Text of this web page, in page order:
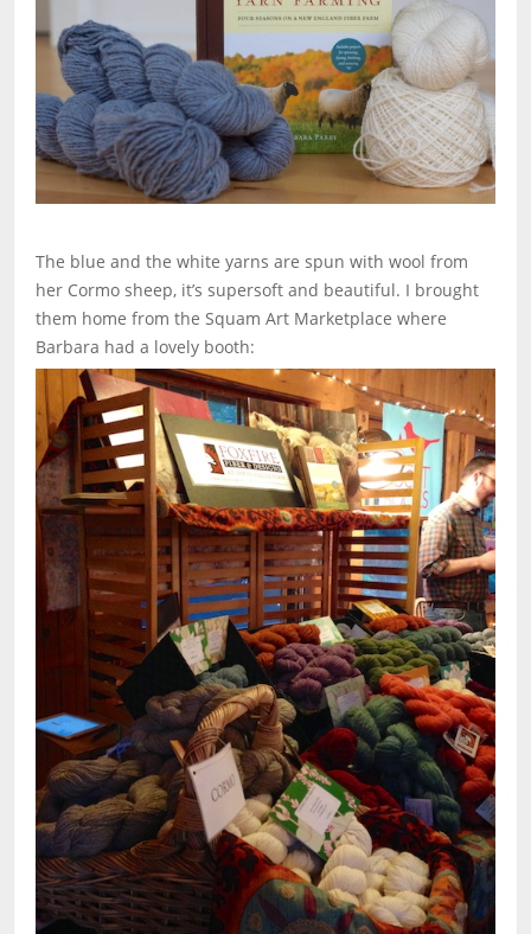
The blue and the white yarns are spun with wool from
her Cormo sheep, it’s supersoft and beautiful. I brought
them home from the Squam Art Marketplace where
Barbara had a lovely booth: